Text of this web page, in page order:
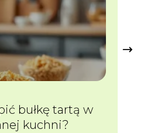
bułkę tartą w
kuchni?